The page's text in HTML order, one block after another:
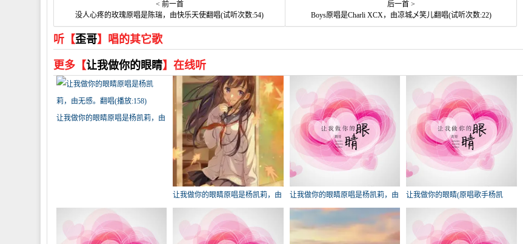
< 前一首
没人心疼的玫瑰原唱是陈瑞，由快乐天使翻唱(试听次数:54)
后一首 >
Boys原唱是Charli XCX，由凉城乄笑儿翻唱(试听次数:22)
听【歪哥】唱的其它歌
更多【让我做你的眼睛】在线听
让我做你的眼睛原唱是杨凯莉，由
让我做你的眼睛原唱是杨凯莉，由
贤音轩❀凉雪儿&翻唱(播放:111)
让我做你的眼睛原唱是杨凯莉，由
歪哥翻唱(试听次数:93)
让我做你的眼睛(原唱歌手杨凯
莉)，꧁꫞꯭执恋꫞꧂在线演
唱3180分